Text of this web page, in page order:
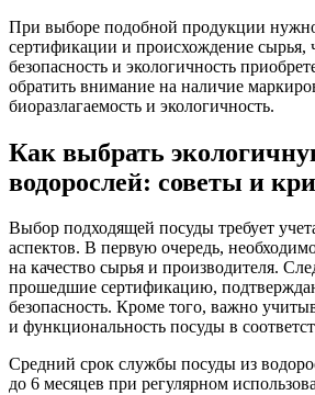
При выборе подобной продукции
сертификации и происхождение сырья,
безопасность и экологичность
обратить внимание на наличие
биоразлагаемость и экологичность.
Как выбрать
водорослей: советы и
Выбор подходящей посуды требует
аспектов. В первую очередь,
на качество сырья и производителя.
прошедшие сертификацию,
безопасность. Кроме того, важно
и функциональность посуды в
Средний срок службы посуды из
до 6 месяцев при регулярном